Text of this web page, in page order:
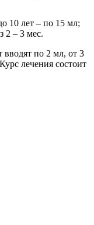
10 лет – по 15 мл;
2 – 3 мес.
вводят по 2 мл, от 3
лечения состоит